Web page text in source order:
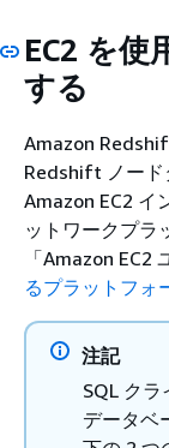
EC2 を使
する
Amazon
Redshift ノード
Amazon EC2 イ
ットワークプラ
「Amazon EC2
るプラットフォ
注記
SQL ク
データベ